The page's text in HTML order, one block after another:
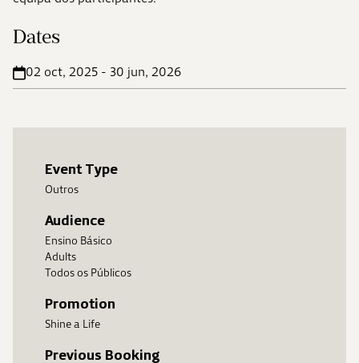
Dates
02 oct, 2025 - 30 jun, 2026
Event Type
Outros
Audience
Ensino Básico
Adults
Todos os Públicos
Promotion
Shine a Life
Previous Booking